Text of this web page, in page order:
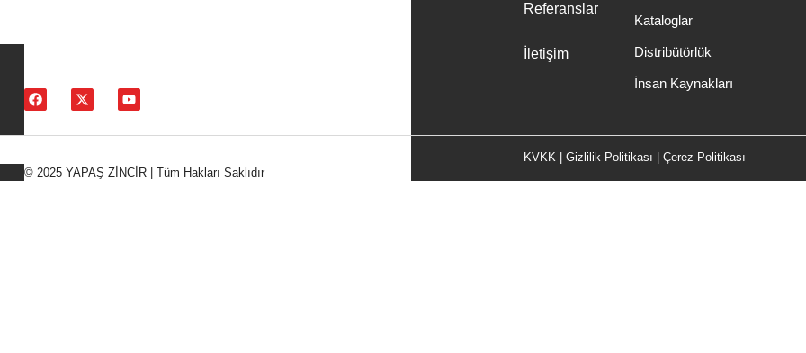
Referanslar
İletişim
Kataloglar
Distribütörlük
İnsan Kaynakları
© 2025 YAPAŞ ZİNCİR | Tüm Hakları Saklıdır
KVKK| Gizlilik Politikası Çerez Politikası